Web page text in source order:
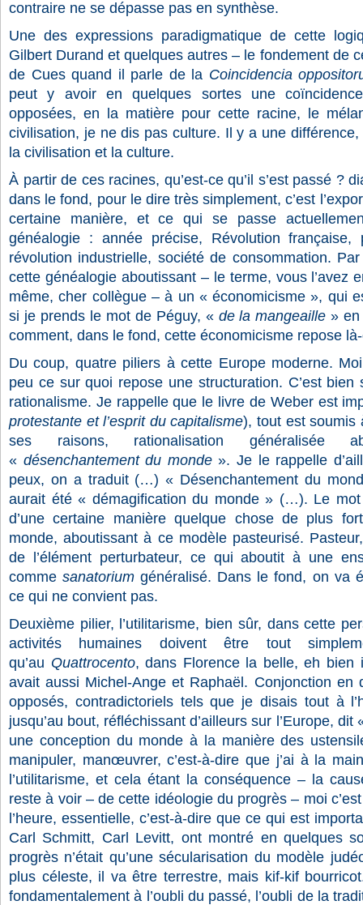
contraire ne se dépasse pas en synthèse.
Une des expressions paradigmatique de cette
Gilbert Durand et quelques autres – le fondement de
de Cues quand il parle de la Coincidencia
peut y avoir en quelques sortes une
opposées, en la matière pour cette racine, le
civilisation, je ne dis pas culture. Il y a une
la civilisation et la culture.
À partir de ces racines, qu’est-ce qu’il s’est passé ?
dans le fond, pour le dire très simplement, c’est
certaine manière, et ce qui se passe
généalogie : année précise, Révolution française,
révolution industrielle, société de consommation.
cette généalogie aboutissant – le terme, vous l’avez
même, cher collègue – à un « économicisme », qui
si je prends le mot de Péguy, « de la mangeaille » en
comment, dans le fond, cette économicisme repose
Du coup, quatre piliers à cette Europe moderne.
peu ce sur quoi repose une structuration. C’est bien
rationalisme. Je rappelle que le livre de Weber est
protestante et l’esprit du capitalisme), tout est soumis
ses raisons, rationalisation généralisée
« désenchantement du monde». Je le rappelle
peux, on a traduit (…) « Désenchantement du
aurait été « démagification du monde » (…). Le
d’une certaine manière quelque chose de plus
monde, aboutissant à ce modèle pasteurisé.
de l’élément perturbateur, ce qui aboutit à une
commesanatorium généralisé. Dans le fond, on va
ce qui ne convient pas.
Deuxième pilier, l’utilitarisme, bien sûr, dans cette
activités humaines doivent être tout
qu’au Quattrocento, dans Florence la belle, eh
avait aussi Michel-Ange et Raphaël. Conjonction en
opposés, contradictoriels tels que je disais tout à
jusqu’au bout, réfléchissant d’ailleurs sur l’Europe, dit
une conception du monde à la manière des
manipuler, manœuvrer, c’est-à-dire que j’ai à la
l’utilitarisme, et cela étant la conséquence – la
reste à voir – de cette idéologie du progrès – moi
l’heure, essentielle, c’est-à-dire que ce qui est
Carl Schmitt, Carl Levitt, ont montré en quelques
progrès n’était qu’une sécularisation du modèle
plus céleste, il va être terrestre, mais kif-kif
fondamentalement à l’oubli du passé, l’oubli de la